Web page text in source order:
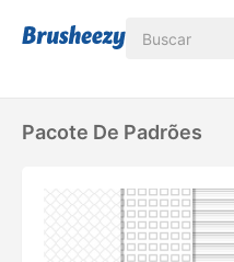
Pacote De Padrões